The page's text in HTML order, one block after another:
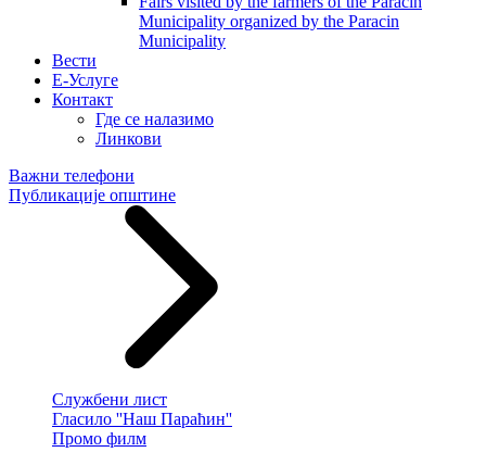
Municipality organized by the Paracin
Municipality
Вести
E-Услуге
Контакт
Где се налазимо
Линкови
Важни телефони
Публикације општине
Службени лист
Гласило ''Наш Параћин''
Промо филм